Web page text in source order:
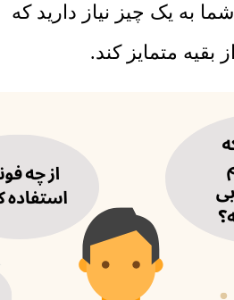
به یک چیز نیاز دارید که
متمایز کند.